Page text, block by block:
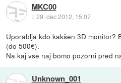
MKC00
::29. dec 2012, 15:07
Uporablja kdo kakšen 3D monitor?
(do 500€).
Na kaj vse naj bomo pozorni pred
Unknown_001